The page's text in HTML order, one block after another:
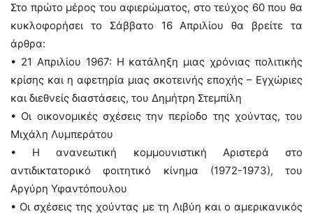
Στο πρώτο μέρος του αφιερώματος, στο τεύχος 60 που θα
κυκλοφορήσει το Σάββατο 16 Απριλίου θα βρείτε τα
άρθρα:
• 21 Απριλίου 1967: Η κατάληξη μιας χρόνιας πολιτικής
κρίσης και η αφετηρία μιας σκοτεινής εποχής – Εγχώριες
και διεθνείς διαστάσεις, του Δημήτρη Στεμπίλη
• Οι οικονομικές σχέσεις την περίοδο της χούντας, του
Μιχάλη Λυμπεράτου
• Η ανανεωτική κομμουνιστική Αριστερά στο
αντιδικτατορικό φοιτητικό κίνημα (1972-1973), του
Αργύρη Υφαντόπουλου
• Οι σχέσεις της χούντας με τη Λιβύη και ο αμερικανικός